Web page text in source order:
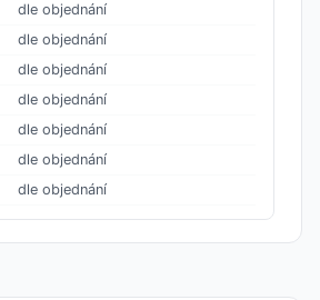
dle objednání
dle objednání
dle objednání
dle objednání
dle objednání
dle objednání
dle objednání